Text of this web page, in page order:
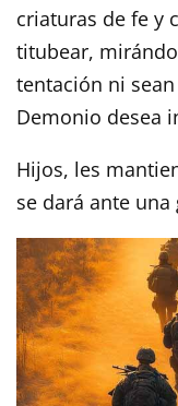
criaturas de fe y
titubear,
tentación ni
Demonio desea
Hijos, les
se dará ante